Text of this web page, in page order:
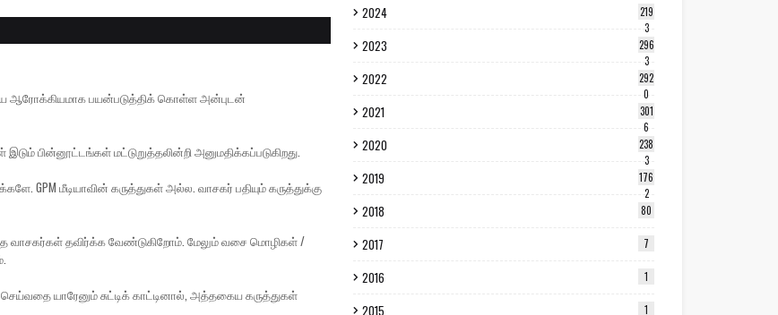
ஆரோக்கியமாக பயன்படுத்திக் கொள்ள அன்புடன்
இடும் பின்னூட்டங்கள் மட்டுறுத்தலின்றி அனுமதிக்கப்படுகிறது.
GPM மீடியாவின் கருத்துகள் அல்ல. வாசகர் பதியும் கருத்துக்கு
வாசகர்கள் தவிர்க்க வேண்டுகிறோம். மேலும் வசை மொழிகள் /
யாரேனும் சுட்டிக் காட்டினால், அத்தகைய கருத்துகள்
2024
219
3
2023
296
3
2022
292
0
2021
301
6
2020
238
3
2019
176
2
2018 80
2017 7
2016 1
2015 1